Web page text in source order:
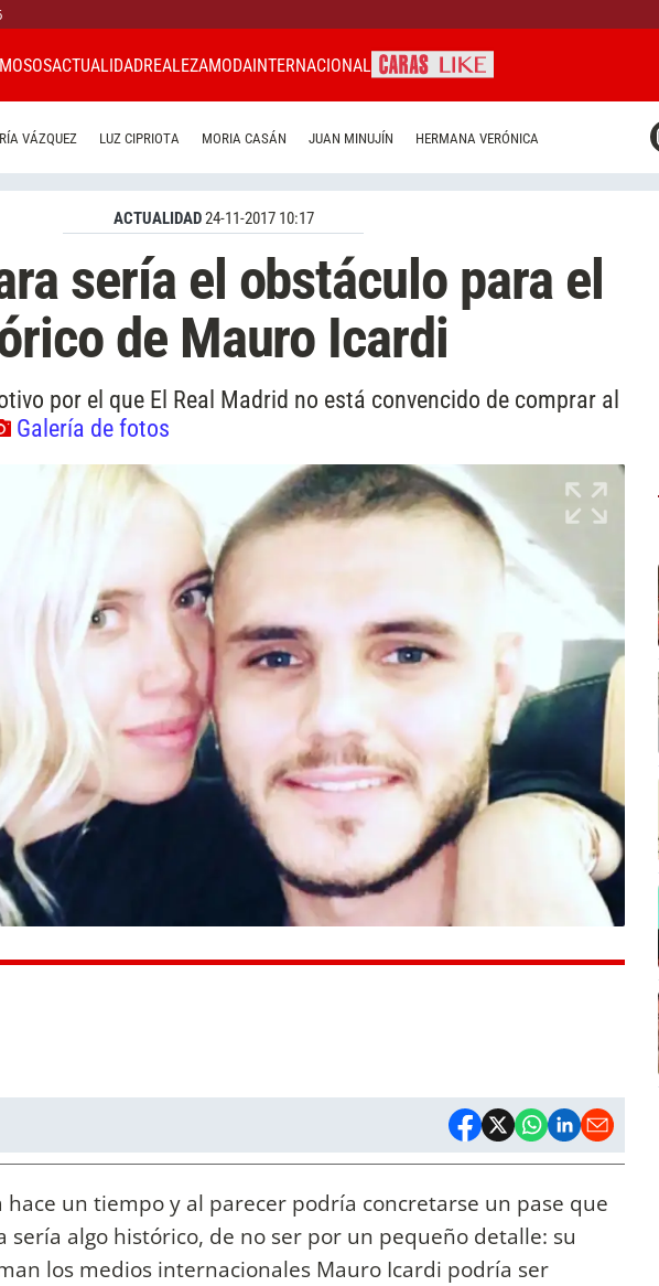
ACTUALIDADREALEZAMODAINTERNACIONAL
VÁZQUEZ LUZ CIPRIOTA MORIA CASÁN JUAN MINUJÍN HERMANA VERÓNICA
ACTUALIDAD24-11-2017 10:17
sería el obstáculo para el
de Mauro Icardi
por el que El Real Madrid no está convencido de comprar al
Galería de fotos
hace un tiempo y al parecer podría concretarse un pase que
sería algo histórico, de no ser por un pequeño detalle: su
los medios internacionales Mauro Icardi podría ser